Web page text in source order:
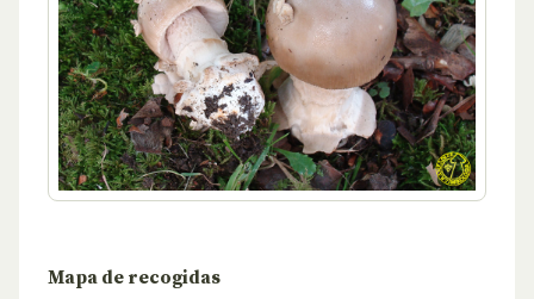
Mapa de recogidas